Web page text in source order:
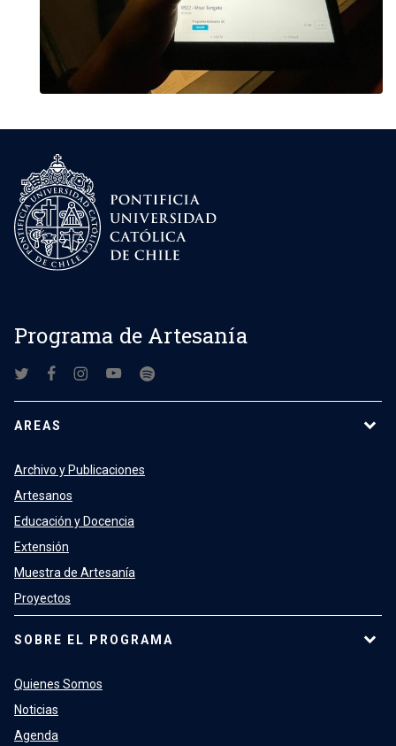
Programa de Artesanía
AREAS
Archivo y Publicaciones
Artesanos
Educación y Docencia
Extensión
Muestra de Artesanía
Proyectos
SOBRE EL PROGRAMA
Quienes Somos
Noticias
Agenda